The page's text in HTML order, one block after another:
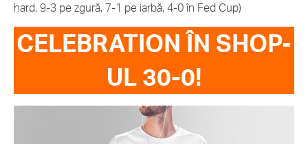
hard, 9-3 pe zgură, 7-1 pe iarbă, 4-0 în Fed Cup)
CELEBRATION ÎN SHOP-
UL 30-0!